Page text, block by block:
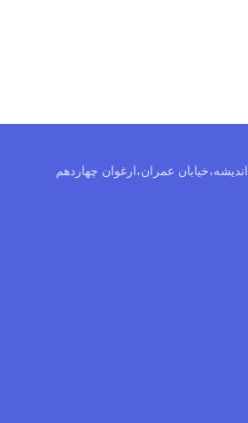
تهران،شهر جدید اندیشه،فاز1اندیشه،خیابان عمران،ارغوان چهاردهم